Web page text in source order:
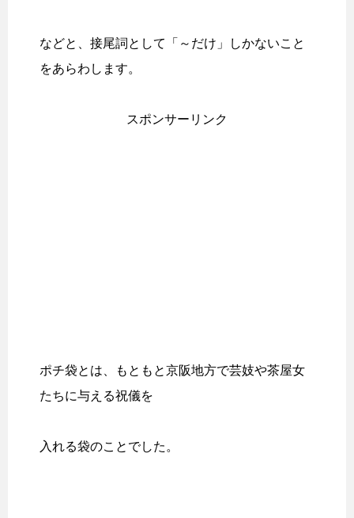
などと、接尾詞として「～だけ」しかないこと
をあらわします。
スポンサーリンク
ポチ袋とは、もともと京阪地方で芸妓や茶屋女
たちに与える祝儀を
入れる袋のことでした。